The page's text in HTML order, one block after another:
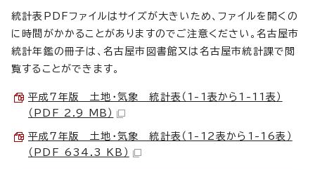
統計表PDFファイルはサイズが大きいため、ファイルを開くの
に時間がかかることがありますのでご注意ください。名古屋市
統計年鑑の冊子は、名古屋市図書館又は名古屋市統計課で閲
覧することができます。
平成7年版 土地・気象 統計表（1-1表から1-11表）
（PDF 2.9 MB）
平成7年版 土地・気象 統計表（1-12表から1-16表）
（PDF 634.3 KB）